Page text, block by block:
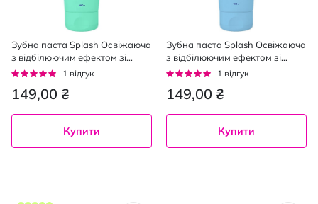
Зубна паста Splash Освіжаюча
з відбілюючим ефектом зі
смаком м'яти 100 г
Рейтинг:
1 відгук
149,00 ₴
Купити
Зубна паста Splash Освіжаюча
з відбілюючим ефектом зі
смаком ментолу та огірка 100
Рейтинг:
1 відгук
149,00 ₴
Купити